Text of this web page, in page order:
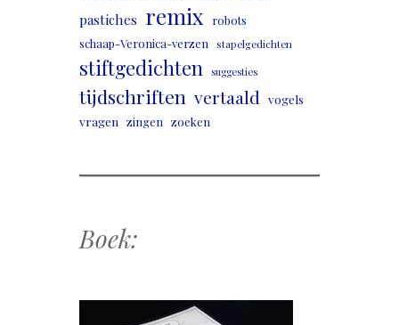
pastiches remix
robots
schaap-Veronica-verzen stapelgedichten
stiftgedichten suggesties
tijdschriften vertaald vogels
vragen zingen zoeken
Boek: